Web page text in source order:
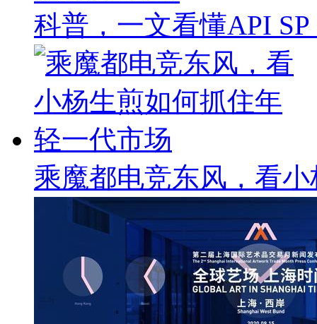
科普，一文看懂API
乘魔都电竞东风，看